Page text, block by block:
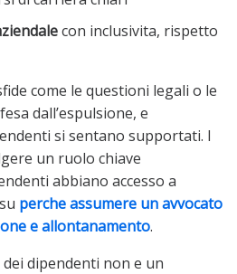
con inclusivita, rispetto
come le questioni legali o le
dall’espulsione, e
si sentano supportati. I
un ruolo chiave
abbiano accesso a
perche assumere un avvocato
e allontanamento.
dipendenti non e un